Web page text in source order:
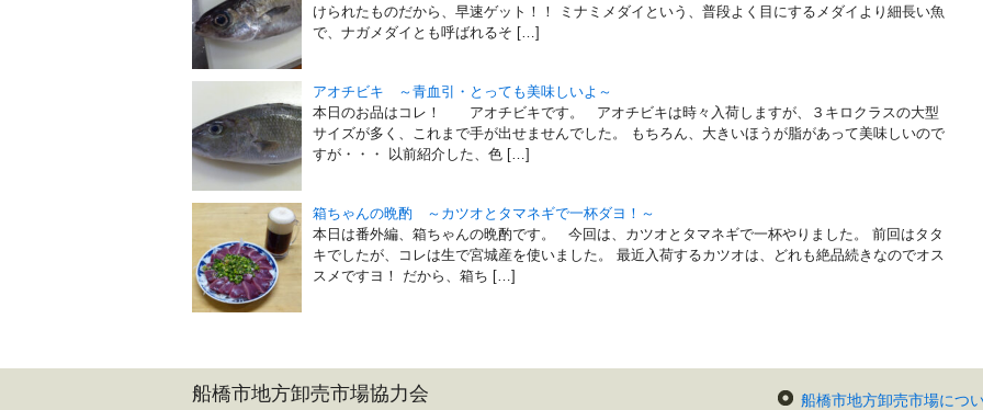
けられたものだから、早速ゲット！！ ミナミメダイという、普段よく目にするメダイより細長い魚
で、ナガメダイとも呼ばれるそ […]
アオチビキ ～青血引・とっても美味しいよ～
本日のお品はコレ！ アオチビキです。 アオチビキは時々入荷しますが、３キロクラスの大型
サイズが多く、これまで手が出せませんでした。 もちろん、大きいほうが脂があって美味しいので
すが・・・ 以前紹介した、色 […]
箱ちゃんの晩酌 ～カツオとタマネギで一杯ダヨ！～
本日は番外編、箱ちゃんの晩酌です。 今回は、カツオとタマネギで一杯やりました。 前回はタタ
キでしたが、コレは生で宮城産を使いました。 最近入荷するカツオは、どれも絶品続きなのでオス
スメですヨ！ だから、箱ち […]
船橋市地方卸売市場協力会 船橋市地方卸売市場につ